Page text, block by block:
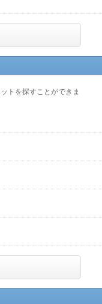
トを探すことができま